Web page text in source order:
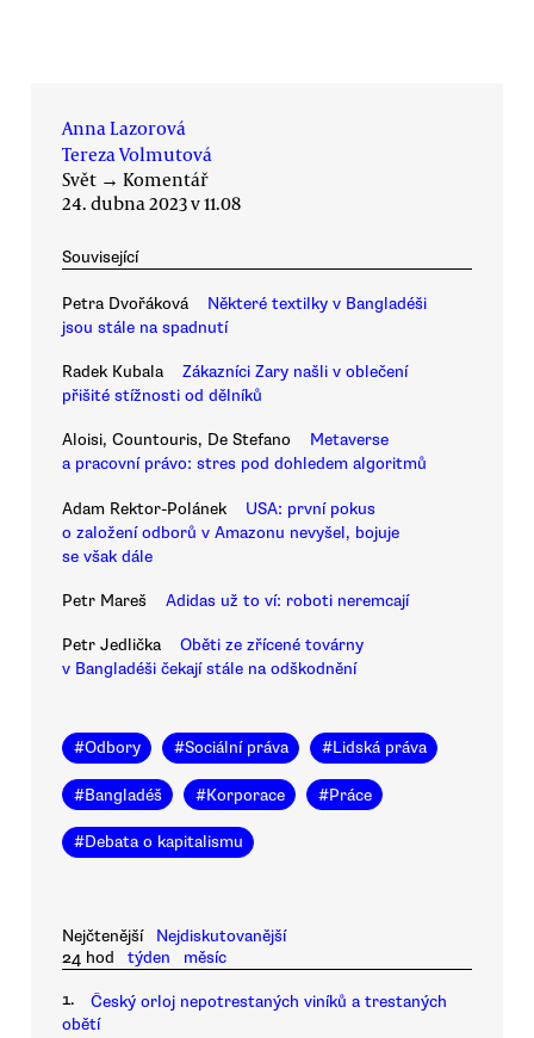
Anna Lazorová
Tereza Volmutová
Svět → Komentář
24. dubna 2023 v 11.08
Související
Petra Dvořáková
Některé textilky v Bangladéši
jsou stále na spadnutí
Radek Kubala
Zákazníci Zary našli v oblečení
přišité stížnosti od dělníků
Aloisi, Countouris, De Stefano
Metaverse
a pracovní právo: stres pod dohledem algoritmů
Adam Rektor-Polánek
USA: první pokus
o založení odborů v Amazonu nevyšel, bojuje
se však dále
Petr Mareš Adidas už to ví: roboti neremcají
Petr Jedlička
Oběti ze zřícené továrny
v Bangladéši čekají stále na odškodnění
#Odbory #Sociální práva #Lidská práva
#Bangladéš #Korporace #Práce
#Debata o kapitalismu
Nejčtenější
Nejdiskutovanější
24 hod
týden měsíc
1.
Český orloj nepotrestaných viníků a trestaných
obětí